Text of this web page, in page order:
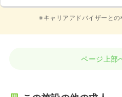
※キャリアアドバイザーと
ページ上部